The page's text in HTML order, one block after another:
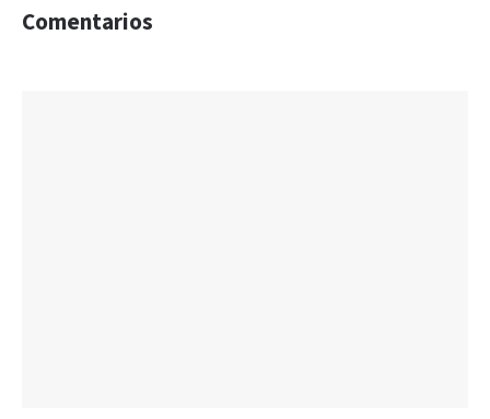
Comentarios